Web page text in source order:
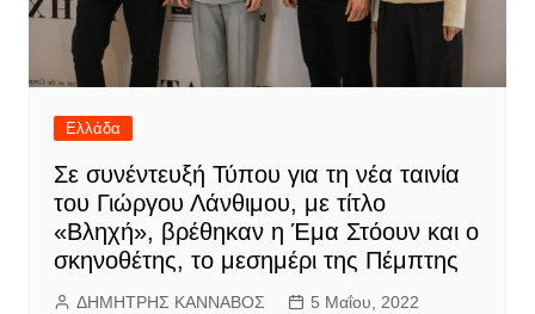
Ελλάδα
Σε συνέντευξή Τύπου για τη νέα ταινία
του Γιώργου Λάνθιμου, με τίτλο
«Βληχή», βρέθηκαν η Έμα Στόουν και ο
σκηνοθέτης, το μεσημέρι της Πέμπτης
ΔΗΜΗΤΡΗΣ ΚΑΝΝΑΒΟΣ
5 Μαΐου, 2022